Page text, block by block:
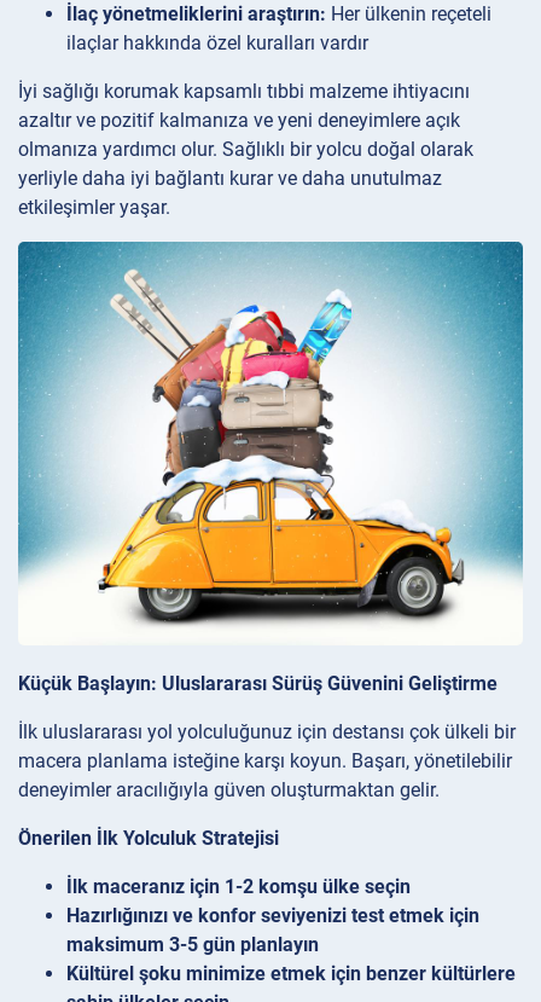
İlaç yönetmeliklerini araştırın: Her ülkenin reçeteli
ilaçlar hakkında özel kuralları vardır
İyi sağlığı korumak kapsamlı tıbbi malzeme ihtiyacını
azaltır ve pozitif kalmanıza ve yeni deneyimlere açık
olmanıza yardımcı olur. Sağlıklı bir yolcu doğal olarak
yerliyle daha iyi bağlantı kurar ve daha unutulmaz
etkileşimler yaşar.
Küçük Başlayın: Uluslararası Sürüş Güvenini Geliştirme
İlk uluslararası yol yolculuğunuz için destansı çok ülkeli bir
macera planlama isteğine karşı koyun. Başarı, yönetilebilir
deneyimler aracılığıyla güven oluşturmaktan gelir.
Önerilen İlk Yolculuk Stratejisi
İlk maceranız için 1-2 komşu ülke seçin
Hazırlığınızı ve konfor seviyenizi test etmek için
maksimum 3-5 gün planlayın
Kültürel şoku minimize etmek için benzer kültürlere